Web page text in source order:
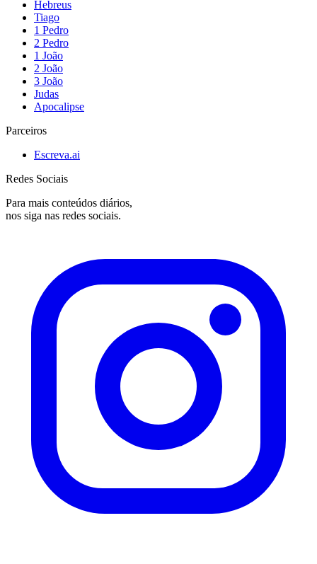
Hebreus
Tiago
1 Pedro
2 Pedro
1 João
2 João
3 João
Judas
Apocalipse
Parceiros
Escreva.ai
Redes Sociais
Para mais conteúdos diários,
nos siga nas redes sociais.